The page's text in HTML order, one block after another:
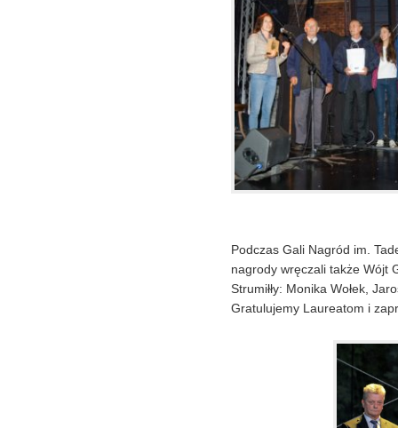
Podczas Gali Nagród im.
nagrody wręczali także Wójt
Strumiłły: Monika Wołek,
Gratulujemy Laureatom i